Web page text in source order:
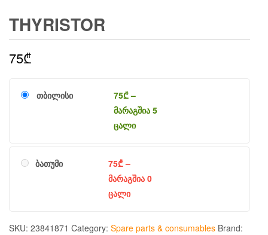
THYRISTOR
75₾
თბილისი 75₾–
მარაგშია 5
ცალი
ბათუმი 75₾–
მარაგშია 0
ცალი
SKU: 23841871 Category: Spare parts & consumables Brand: